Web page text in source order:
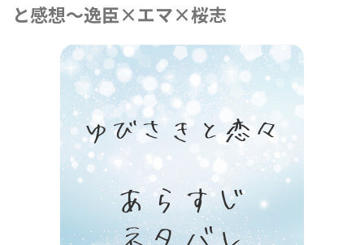
と感想～逸臣×エマ×桜志